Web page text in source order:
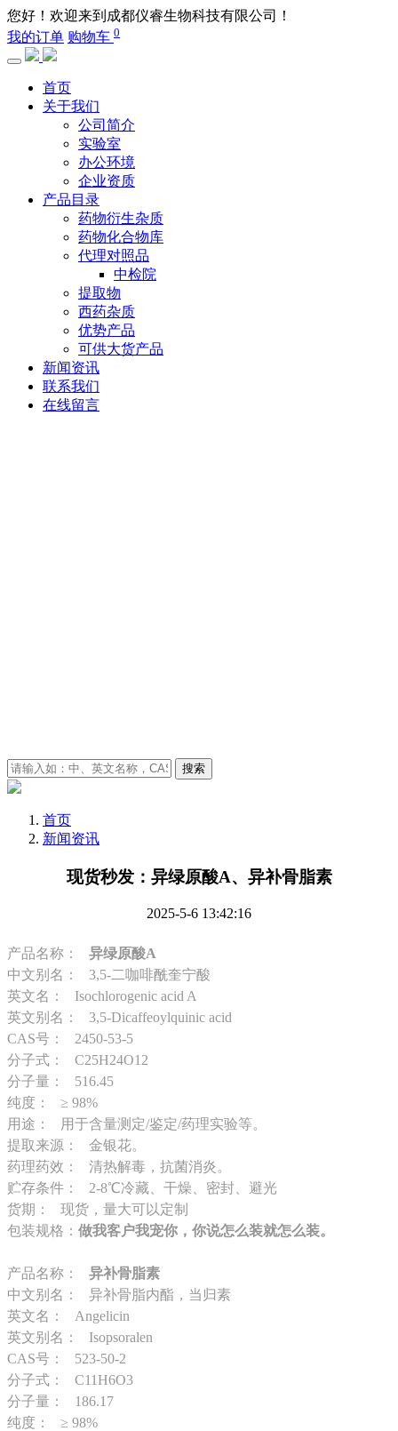
您好！欢迎来到成都仪睿生物科技有限公司！
我的订单 购物车 0
首页
关于我们
公司简介
实验室
办公环境
企业资质
产品目录
药物衍生杂质
药物化合物库
代理对照品
中检院
提取物
西药杂质
优势产品
可供大货产品
新闻资讯
联系我们
在线留言
搜索
首页
新闻资讯
现货秒发：异绿原酸A、异补骨脂素
2025-5-6 13:42:16
产品名称： 异绿原酸A
中文别名： 3,5-二咖啡酰奎宁酸
英文名： Isochlorogenic acid A
英文别名： 3,5-Dicaffeoylquinic acid
CAS号： 2450-53-5
分子式： C25H24O12
分子量： 516.45
纯度： ≥ 98%
用途： 用于含量测定/鉴定/药理实验等。
提取来源： 金银花。
药理药效： 清热解毒，抗菌消炎。
贮存条件： 2-8℃冷藏、干燥、密封、避光
货期： 现货，量大可以定制
包装规格： 做我客户我宠你，你说怎么装就怎么装。
产品名称： 异补骨脂素
中文别名： 异补骨脂内酯，当归素
英文名： Angelicin
英文别名： Isopsoralen
CAS号： 523-50-2
分子式： C11H6O3
分子量： 186.17
纯度： ≥ 98%